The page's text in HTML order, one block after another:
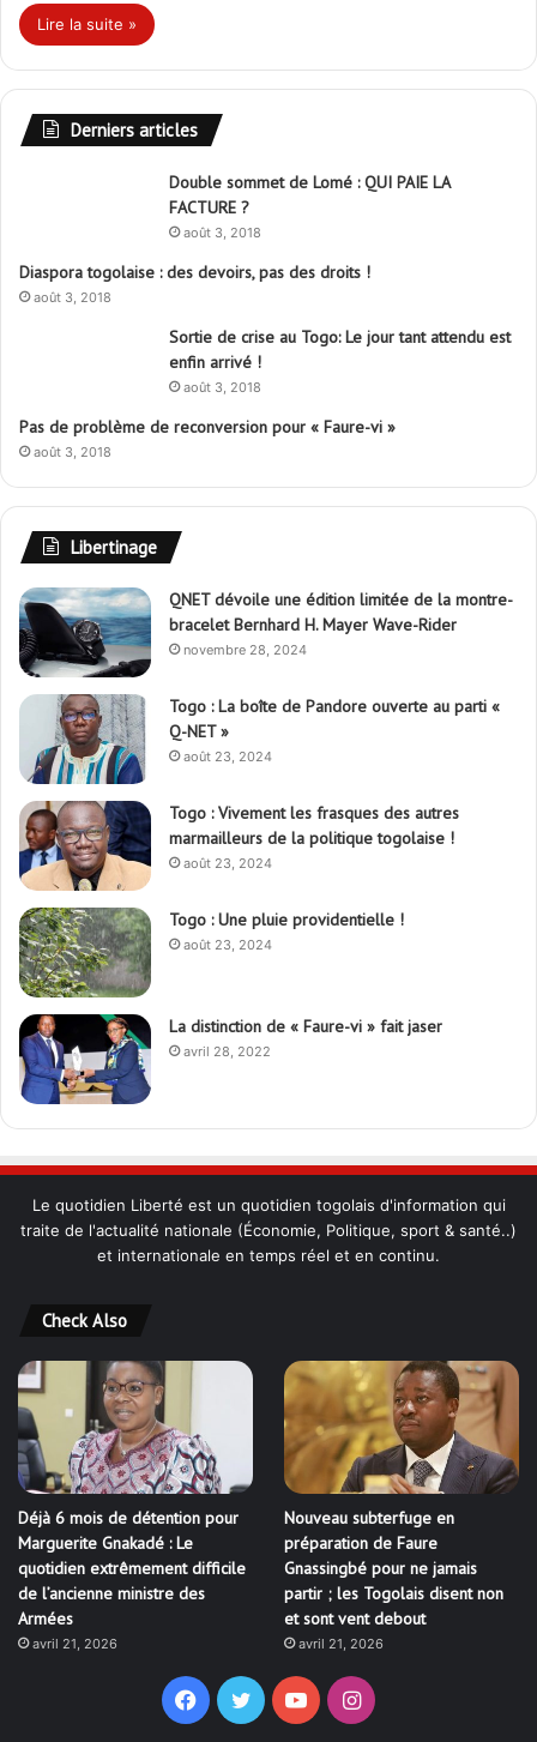
Lire la suite »
Derniers articles
Double sommet de Lomé : QUI PAIE LA
FACTURE ?
août 3, 2018
Diaspora togolaise : des devoirs, pas des droits !
août 3, 2018
Sortie de crise au Togo: Le jour tant attendu est
enfin arrivé !
août 3, 2018
Pas de problème de reconversion pour « Faure-vi »
août 3, 2018
Libertinage
QNET dévoile une édition limitée de la montre-
bracelet Bernhard H. Mayer Wave-Rider
novembre 28, 2024
Togo : La boîte de Pandore ouverte au parti «
Q-NET »
août 23, 2024
Togo : Vivement les frasques des autres
marmailleurs de la politique togolaise !
août 23, 2024
Togo : Une pluie providentielle !
août 23, 2024
La distinction de « Faure-vi » fait jaser
avril 28, 2022
Le quotidien Liberté est un quotidien togolais d'information qui
traite de l'actualité nationale (Économie, Politique, sport & santé..)
et internationale en temps réel et en continu.
Check Also
Déjà 6 mois de détention pour
Marguerite Gnakadé : Le
quotidien extrêmement difficile
de l’ancienne ministre des
Armées
avril 21, 2026
Nouveau subterfuge en
préparation de Faure
Gnassingbé pour ne jamais
partir ; les Togolais disent non
et sont vent debout
avril 21, 2026
Facebook
TwitterYouTubeInstagram